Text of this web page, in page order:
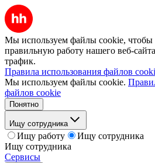
Мы используем файлы cookie, чтобы
правильную работу нашего веб-
трафик.
Правила использования файлов
Мы используем файлы cookie.
файлов cookie
Понятно
Ищу сотрудника
Ищу работу
Ищу сотрудника
Ищу сотрудника
Сервисы